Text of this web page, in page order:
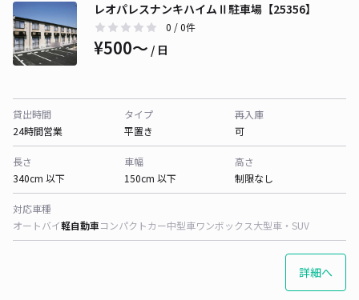
レオパレスナンキハイムⅡ駐車場【25356】
0 / 0件
¥500〜 / 日
貸出時間
24時間営業
タイプ
平置き
再入庫
可
長さ
340cm 以下
車幅
150cm 以下
高さ
制限なし
対応車種
オートバイ軽自動車コンパクトカー中型車ワンボックス大型車・SUV
詳細へ